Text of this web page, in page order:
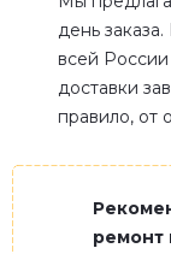
день
всей
доставки
правило, от
ремонт